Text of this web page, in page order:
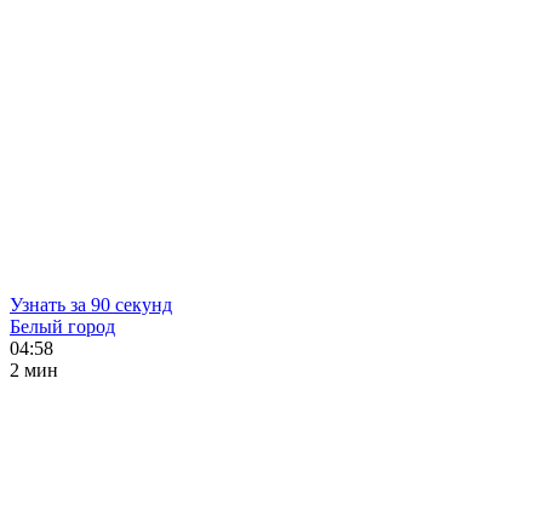
Узнать за 90 секунд
Белый город
04:58
2 мин